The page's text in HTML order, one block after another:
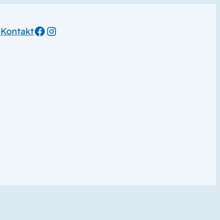
KontaktFacebook
Instagram